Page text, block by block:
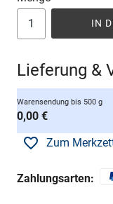
IN
Lieferung &
Warensendung bis 500 g
0,00 €
Zum
Zahlungsarten: